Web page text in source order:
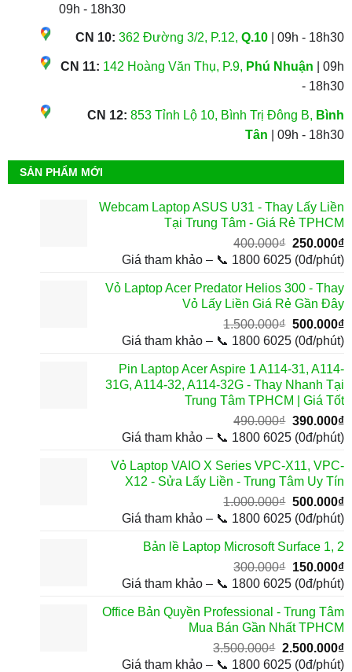
09h - 18h30
CN 10: 362 Đường 3/2, P.12,Q.10 | 09h - 18h30
CN 11: 142 Hoàng Văn Thụ, P.9, Phú Nhuận | 09h
- 18h30
CN 12: 853 Tỉnh Lộ 10, Bình Trị Đông B, Bình
Tân | 09h - 18h30
SẢN PHẨM MỚI
Webcam Laptop ASUS U31 - Thay Lấy Liền
Tại Trung Tâm - Giá Rẻ TPHCM
400.000₫ Giá
gốc
400.000₫.
250.000₫
Giá tham khảo – 📞 1800 6025 (0đ/phút)
Vỏ Laptop Acer Predator Helios 300 - Thay
Vỏ Lấy Liền Giá Rẻ Gần Đây
1.500.000₫ Giá
gốc
500.000₫
Giá tham khảo – 📞 1800 6025 (0đ/phút)
Pin Laptop Acer Aspire 1 A114-31, A114-
31G, A114-32, A114-32G - Thay Nhanh Tại
Trung Tâm TPHCM | Giá Tốt
490.000₫ Giá
gốc
490.000₫.
390.000₫
Giá tham khảo – 📞 1800 6025 (0đ/phút)
Vỏ Laptop VAIO X Series VPC-X11, VPC-
X12 - Sửa Lấy Liền - Trung Tâm Uy Tín
1.000.000₫ Giá
gốc
500.000₫
Giá tham khảo – 📞 1800 6025 (0đ/phút)
Bản lề Laptop Microsoft Surface 1, 2
300.000₫ Giá
gốc
300.000₫.
150.000₫
Giá tham khảo – 📞 1800 6025 (0đ/phút)
Office Bản Quyền Professional - Trung Tâm
Mua Bán Gần Nhất TPHCM
3.500.000₫ Giá
gốc
2.500.000₫
Giá tham khảo – 📞 1800 6025 (0đ/phút)